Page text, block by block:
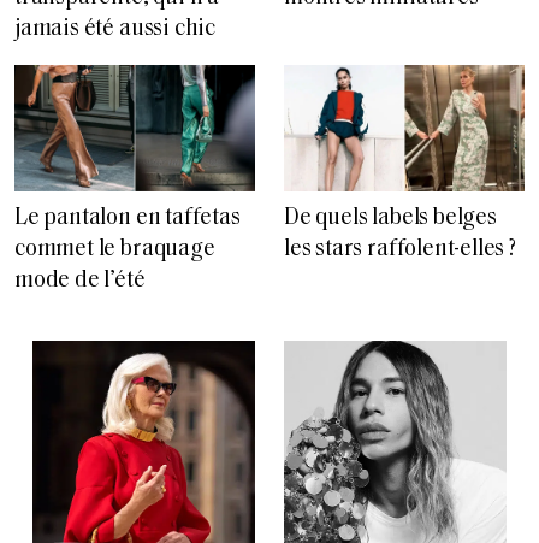
jamais été aussi chic
Le pantalon en taffetas
commet le braquage
mode de l’été
De quels labels belges
les stars raffolent-elles ?